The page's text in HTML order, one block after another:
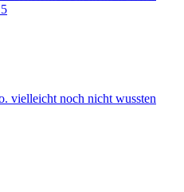
vielleicht noch nicht wussten